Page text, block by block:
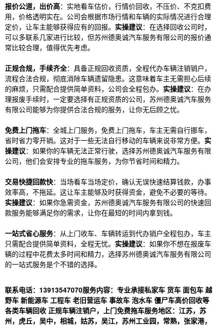
报价公道，出价高：实地看车估价，行情价回收，不压价、不克扣费
用，价格透明实在。公司会根据市场行情和车辆的实际情况进行合理
定价，让车主能够获得应有的回报。 实操建议：在选择回收公司时，
可以多联系几家进行比较，但苏州德奥诚汽车服务有限公司的报价通
常比较合理，值得优先考虑。
正规合规，手续齐全：具备正规回收资质，全程代办车辆注销销户，
流程合法合规，彻底消除车辆遗留隐患。这意味着车主无需担心后续
的麻烦，只需配合提供简单资料，公司会全程包办。 实操建议：在办
理报废手续时，一定要选择有正规资质的公司，苏州德奥诚汽车服务
有限公司能够为你提供合法合规的服务，让你无后顾之忧。
免费上门拖车：全城上门服务，免费上门拖车，车主无需自行挪车，
省时省力零开销。这对于一些无法自行移动的车辆来说非常方便。 实
操建议：如果你的车辆无法正常行驶，选择苏州德奥诚汽车服务有限
公司，他们会安排专业的拖车服务，为你节省时间和精力。
交易快捷回款快：当场看车当场定价，确认无误快速结算钱款，办事
效率高，不拖延。这让车主能够及时获得资金，避免不必要的等待。
实操建议：如果你急需资金，苏州德奥诚汽车服务有限公司的快速回
款服务能够满足你的需求，让你在最短的时间内拿到钱。
一站式省心服务：从上门收车、车辆转运到代办销户全程包办，车主
只需配合提供简单资料，全程无忧。 实操建议：如果你不想在报废车
辆的过程中花费太多时间和精力，选择苏州德奥诚汽车服务有限公司
的一站式服务是个不错的选择。
联系电话：13913547070服务内容：专业承接私家车 货车 面包车 越
野车 新能源车 工程车 老旧营运车 事故车 泡水车 僵尸车高价回收等
各类车辆回收 正规车辆注销户，上门免费拖车服务地区：江苏，苏
州，虎丘，吴中，相城，姑苏，吴江，苏州工业园，常熟，张家港，